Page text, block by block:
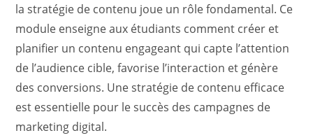
la stratégie de contenu joue un rôle fondamental. Ce
module enseigne aux étudiants comment créer et
planifier un contenu engageant qui capte l’attention
de l’audience cible, favorise l’interaction et génère
des conversions. Une stratégie de contenu efficace
est essentielle pour le succès des campagnes de
marketing digital.